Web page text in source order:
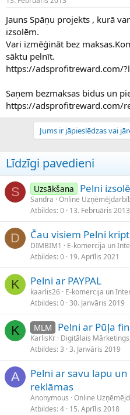
n
u
z
s
ā
c
s
a
u
s
Jauns Spāņu projekts , kurā
izsolēm.
Vari izmēģināt bez
sāktu pelnīt.
https://adsprofitreward.com/
Saņem bezmaksas bidus un
https://adsprofitreward.com/
Jums ir jāpieslēdzas vai
Līdzīgi pavedieni
S Uzsākšana Pelni
Sandra Online
Atbildes 0 13. Februāris 2013
D Čau visiem Pelni
DIMBIM1
E-komercija un
Atbildes 0 19. Aprīlis 2021
K Pelni ar PAYPAL
kaarlis26 E-komercija un
Atbildes 0 30. Janvāris 2019
K MLM Pelni ar Pūļa
KarlisKr Digitālais
Atbildes 3 3. Janvāris 2019
A
Pelni ar savu lapu
reklāmas
Anonymous Online
Atbildes 4 15. Aprīlis 2018